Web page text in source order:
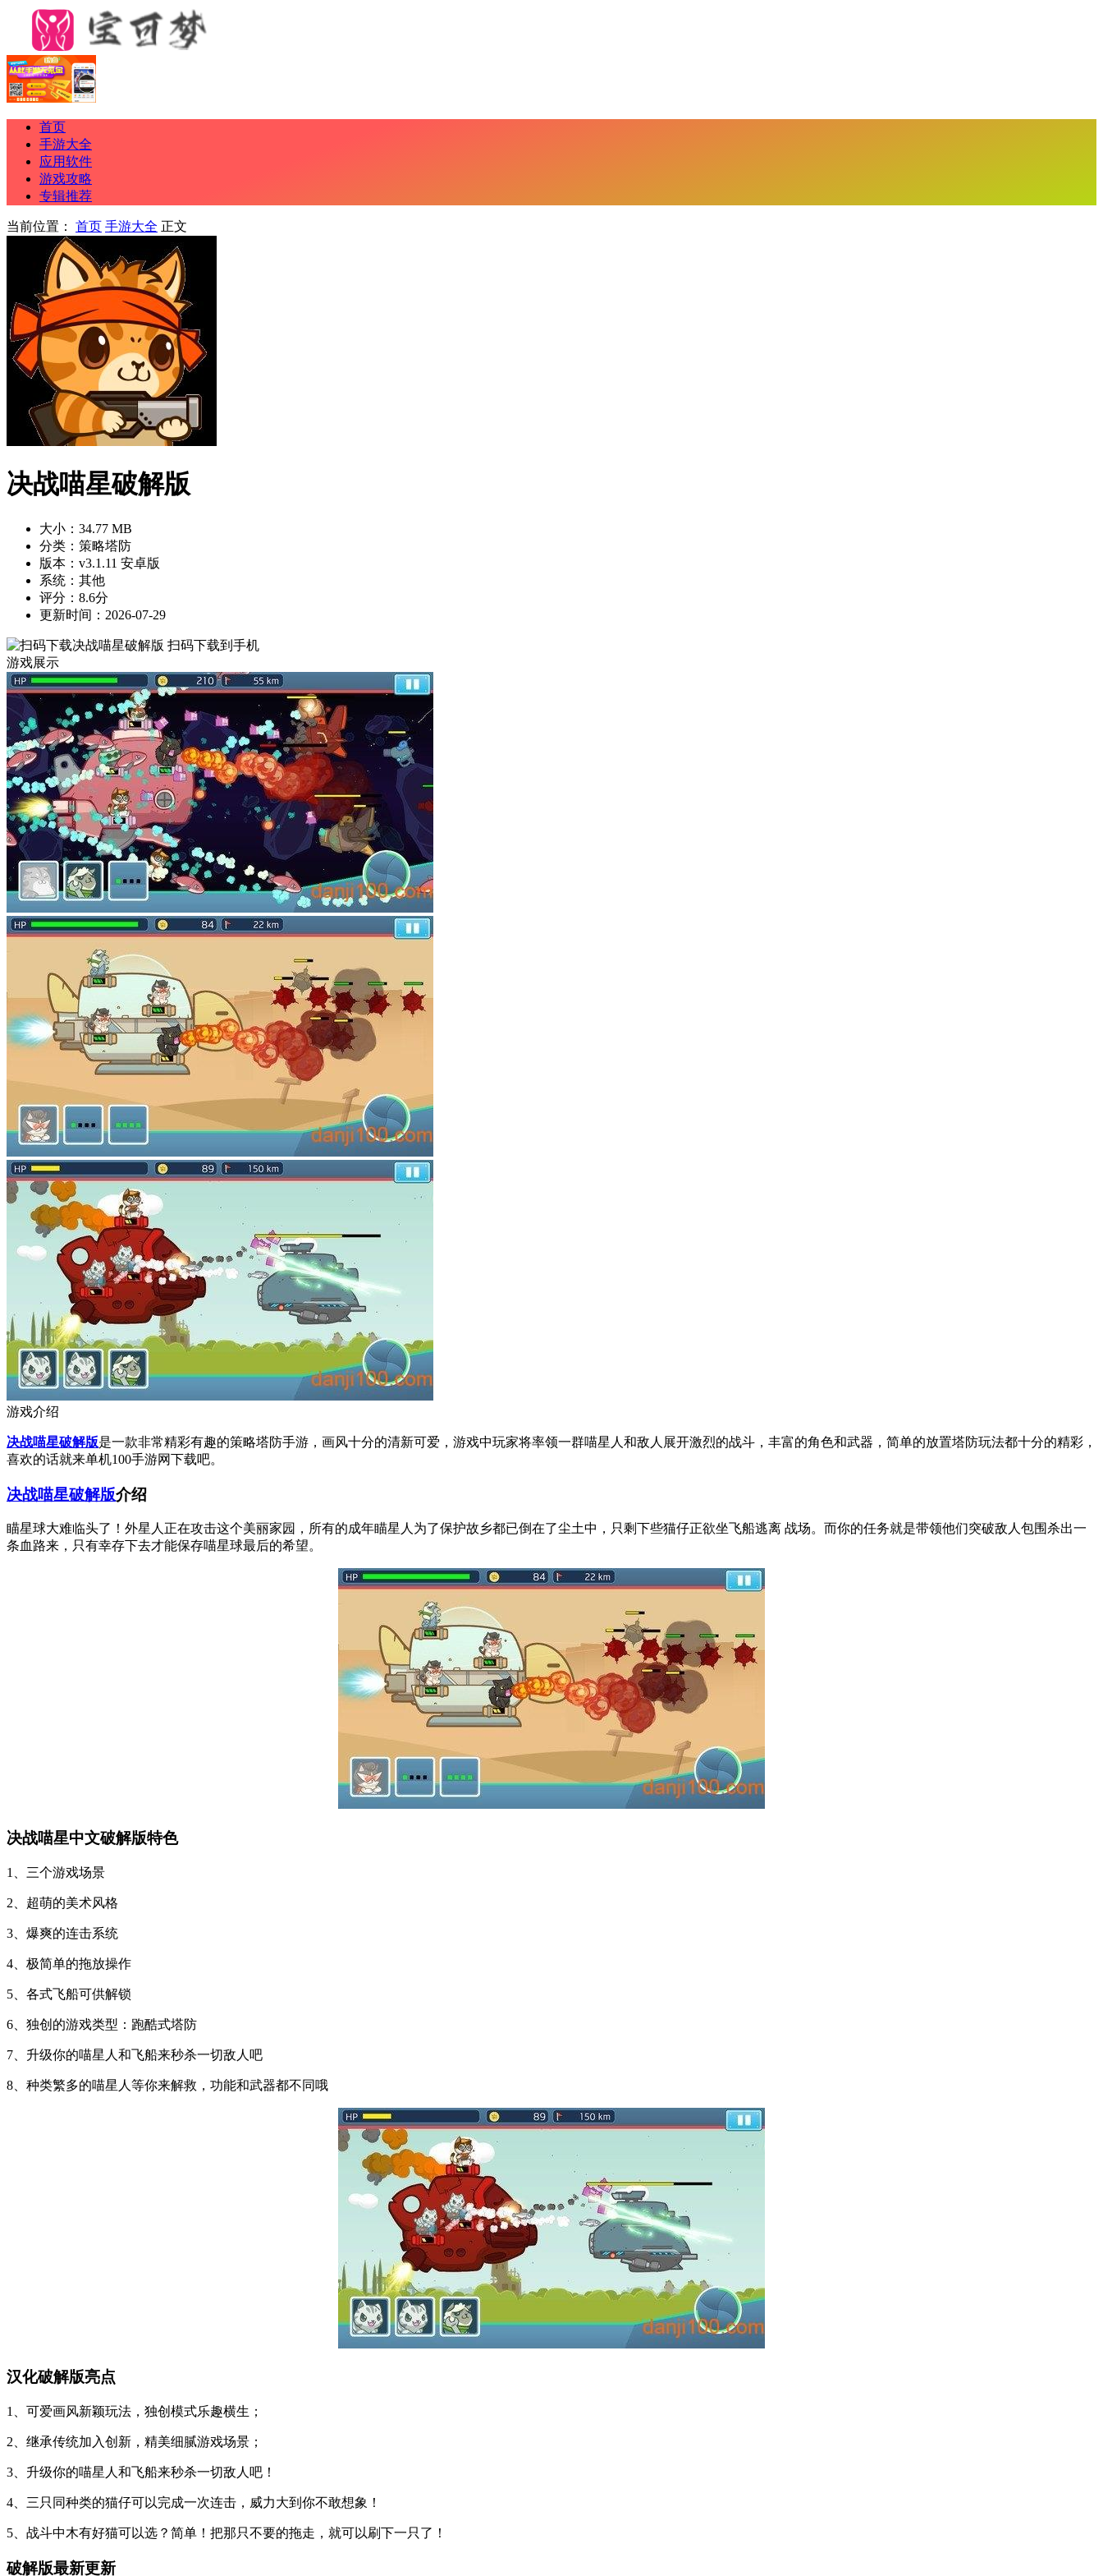
首页
手游大全
应用软件
游戏攻略
专辑推荐
当前位置： 首页 手游大全 正文
决战喵星破解版
大小：34.77 MB
分类：策略塔防
版本：v3.1.11 安卓版
系统：其他
评分：8.6分
更新时间：2026-07-29
扫码下载到手机
游戏展示
游戏介绍
决战喵星破解版是一款非常精彩有趣的策略塔防手游，画风十分的清新可爱，游戏中玩家将率领一群喵星人和敌人展开激烈的战斗，丰富的角色和武器，简单的放置塔防玩法都十分的精彩，
喜欢的话就来单机100手游网下载吧。
决战喵星破解版介绍
瞄星球大难临头了！外星人正在攻击这个美丽家园，所有的成年瞄星人为了保护故乡都已倒在了尘土中，只剩下些猫仔正欲坐飞船逃离 战场。而你的任务就是带领他们突破敌人包围杀出一
条血路来，只有幸存下去才能保存喵星球最后的希望。
决战喵星中文破解版特色
1、三个游戏场景
2、超萌的美术风格
3、爆爽的连击系统
4、极简单的拖放操作
5、各式飞船可供解锁
6、独创的游戏类型：跑酷式塔防
7、升级你的喵星人和飞船来秒杀一切敌人吧
8、种类繁多的喵星人等你来解救，功能和武器都不同哦
汉化破解版亮点
1、可爱画风新颖玩法，独创模式乐趣横生；
2、继承传统加入创新，精美细腻游戏场景；
3、升级你的喵星人和飞船来秒杀一切敌人吧！
4、三只同种类的猫仔可以完成一次连击，威力大到你不敢想象！
5、战斗中木有好猫可以选？简单！把那只不要的拖走，就可以刷下一只了！
破解版最新更新